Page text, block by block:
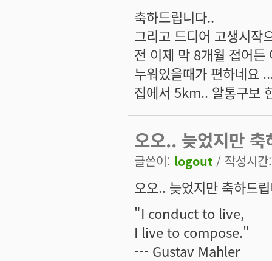
축하드립니다..
그리고 드디어 고생시작
전 이제 막 8개월 접어
누워있을때가 편하네요
집에서 5km.. 알통구보
오오.. 늦었지만
글쓴이: logout / 작성시
오오.. 늦었지만 축하드
"I conduct to live,
I live to compose."
--- Gustav Mahler